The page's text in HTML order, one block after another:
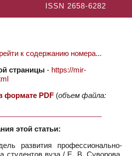
ISSN 2658-6282
к содержанию номера...
страницы - https://mir-
формате PDF (объем файла:
этой статьи:
развития профессионально-
студентов вуза / Е. В. Суворова,